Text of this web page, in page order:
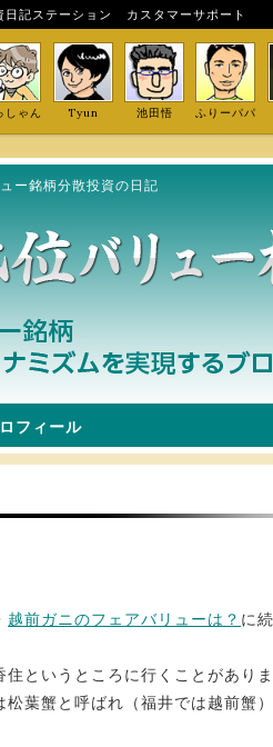
日記ステーション カスタマーサポート
しゃん Tyun 池田悟 ふりーパパ
ー銘柄分散投資の日記
フィール
越前ガニのフェアバリューは？ に
というところに行くことがあり
葉蟹と呼ばれ（福井では越前蟹